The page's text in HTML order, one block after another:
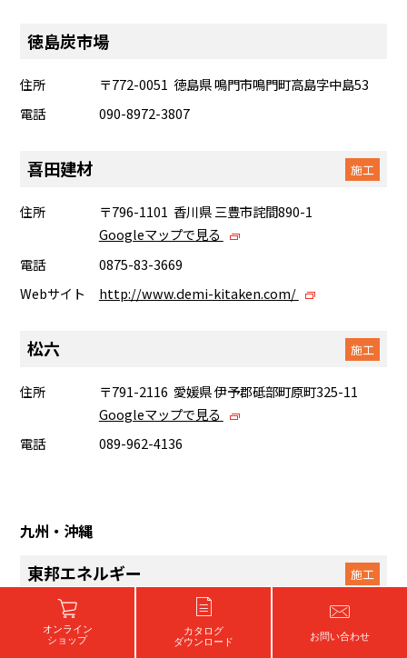
オンライン
ショップ
カタログ
ダウンロード
お問い合わせ
徳島炭市場
住所
〒772-0051 徳島県 鳴門市鳴門町高島字中島53
電話
090-8972-3807
喜田建材 施工
住所
〒796-1101 香川県 三豊市詫間890-1
Googleマップで見る
電話
0875-83-3669
Webサイト
http://www.demi-kitaken.com/
松六 施工
住所
〒791-2116 愛媛県 伊予郡砥部町原町325-11
Googleマップで見る
電話
089-962-4136
九州・沖縄
東邦エネルギー 施工
〒834-0067 福岡県 八女市龍ヶ原232-3
Googleマップで見る